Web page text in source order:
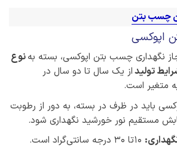
چسب بتن
اپوکسی
نگهداری چسب بتن اپوکسی، بسته بهنوع
تولیداز یک سال تا دو سال در
متغیر است.
باید در ظرف در بسته، به دور از رطوبت
مستقیم نور خورشید نگهداری شود.